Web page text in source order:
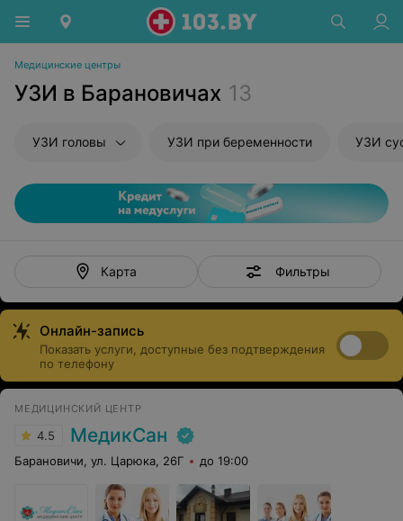
Медицинские центры
УЗИ в Барановичах 13
УЗИ головы УЗИ при беременности УЗИ
Карта Фильтры
Онлайн-запись
Показать услуги, доступные без подтверждения
по телефону
МЕДИЦИНСКИЙ ЦЕНТР
4.5 МедикСан
Барановичи, ул. Царюка, 26Г до 19:00